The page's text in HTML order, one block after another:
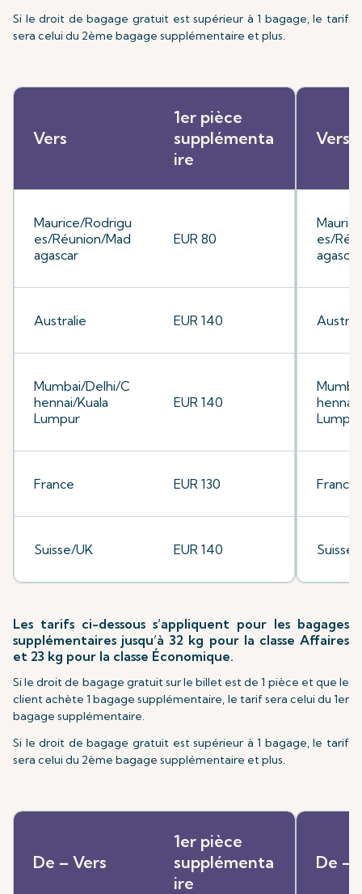
Si le droit de bagage gratuit est supérieur à 1 bagage, le tarif
sera celui du 2ème bagage supplémentaire et plus.
Vers
1er pièce
supplémenta
ire
Maurice/Rodrigu
es/Réunion/Mad
agascar
EUR 80
Australie EUR 140
Mumbai/Delhi/C
hennai/Kuala
Lumpur
EUR 140
France EUR 130
Suisse/UK EUR 140
Vers
es/
agascar
hennai/
Lumpur
France
Suisse/
Les tarifs ci-dessous s’appliquent pour les bagages
supplémentaires jusqu’à 32 kg pour la classe Affaires
et 23 kg pour la classe Économique.
Si le droit de bagage gratuit sur le billet est de 1 pièce et que le
client achète 1 bagage supplémentaire, le tarif sera celui du 1er
bagage supplémentaire.
Si le droit de bagage gratuit est supérieur à 1 bagage, le tarif
sera celui du 2ème bagage supplémentaire et plus.
De – Vers
1er pièce
supplémenta
ire
De –